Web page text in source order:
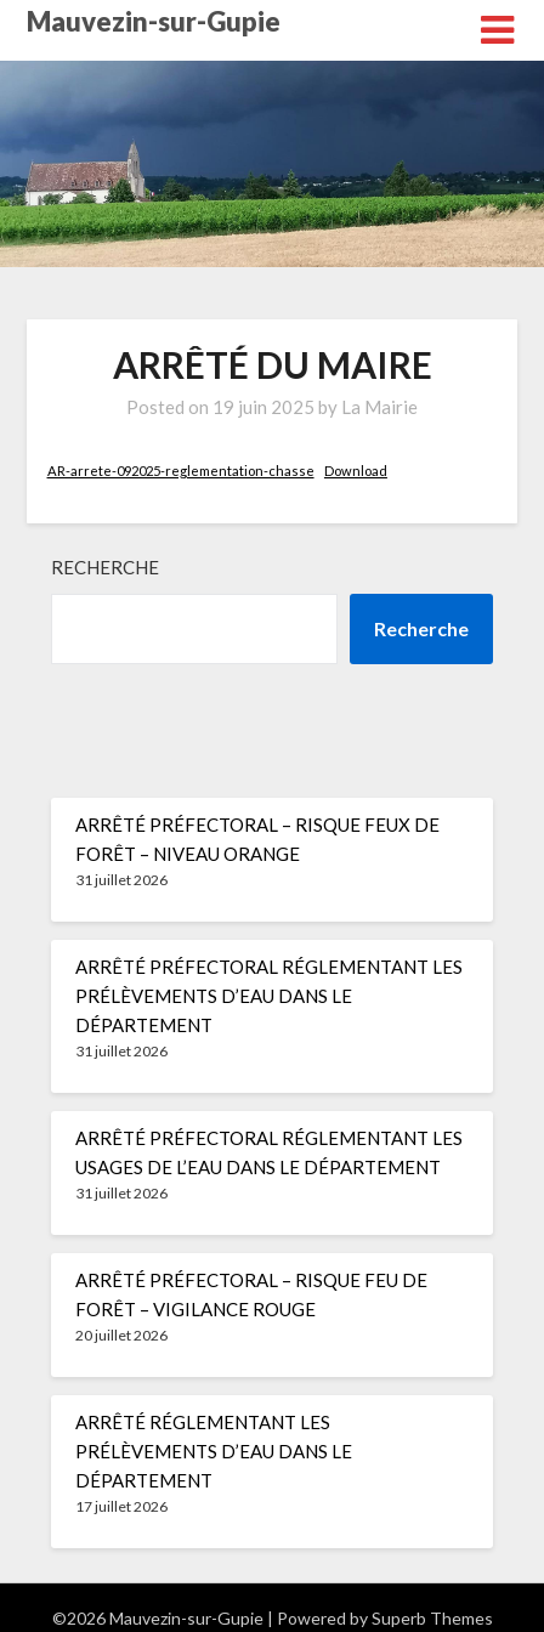
SkipMauvezin-sur-Gupie
ARRÊTÉ DU MAIRE
Posted on 19 juin 2025 by La Mairie
AR-arrete-092025-reglementation-chasse Download
RECHERCHE
Recherche
ARRÊTÉ PRÉFECTORAL – RISQUE FEUX DE
FORÊT – NIVEAU ORANGE
31 juillet 2026
ARRÊTÉ PRÉFECTORAL RÉGLEMENTANT LES
PRÉLÈVEMENTS D’EAU DANS LE
DÉPARTEMENT
31 juillet 2026
ARRÊTÉ PRÉFECTORAL RÉGLEMENTANT LES
USAGES DE L’EAU DANS LE DÉPARTEMENT
31 juillet 2026
ARRÊTÉ PRÉFECTORAL – RISQUE FEU DE
FORÊT – VIGILANCE ROUGE
20 juillet 2026
ARRÊTÉ RÉGLEMENTANT LES
PRÉLÈVEMENTS D’EAU DANS LE
DÉPARTEMENT
17 juillet 2026
©2026 Mauvezin-sur-Gupie | Powered bySuperb Themes